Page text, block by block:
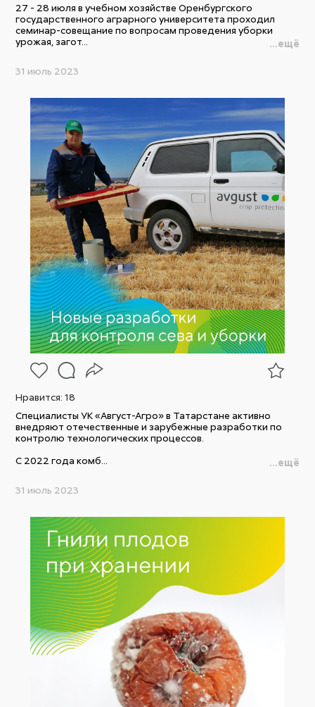
27 - 28 июля в учебном хозяйстве Оренбургского
государственного аграрного университета проходил
семинар-совещание по вопросам проведения уборки
урожая, загот...
...ещё
31 июль 2023
Нравится:18
Специалисты УК «Август-Агро» в Татарстане активно
внедряют отечественные и зарубежные разработки по
контролю технологических процессов.
C 2022 года комб...
...ещё
31 июль 2023